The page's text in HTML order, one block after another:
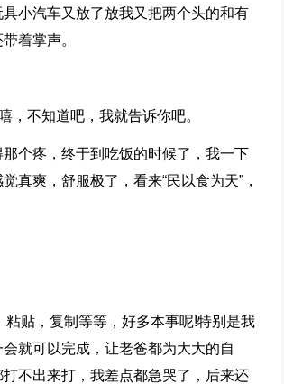
小汽车又放了放我又把两个头的和有
着掌声。
，不知道吧，我就告诉你吧。
个疼，终于到吃饭的时候了，我一下
真爽，舒服极了，看来“民以食为天”，
贴，复制等等，好多本事呢!特别是我
就可以完成，让老爸都为大大的自
不出来打，我差点都急哭了，后来还